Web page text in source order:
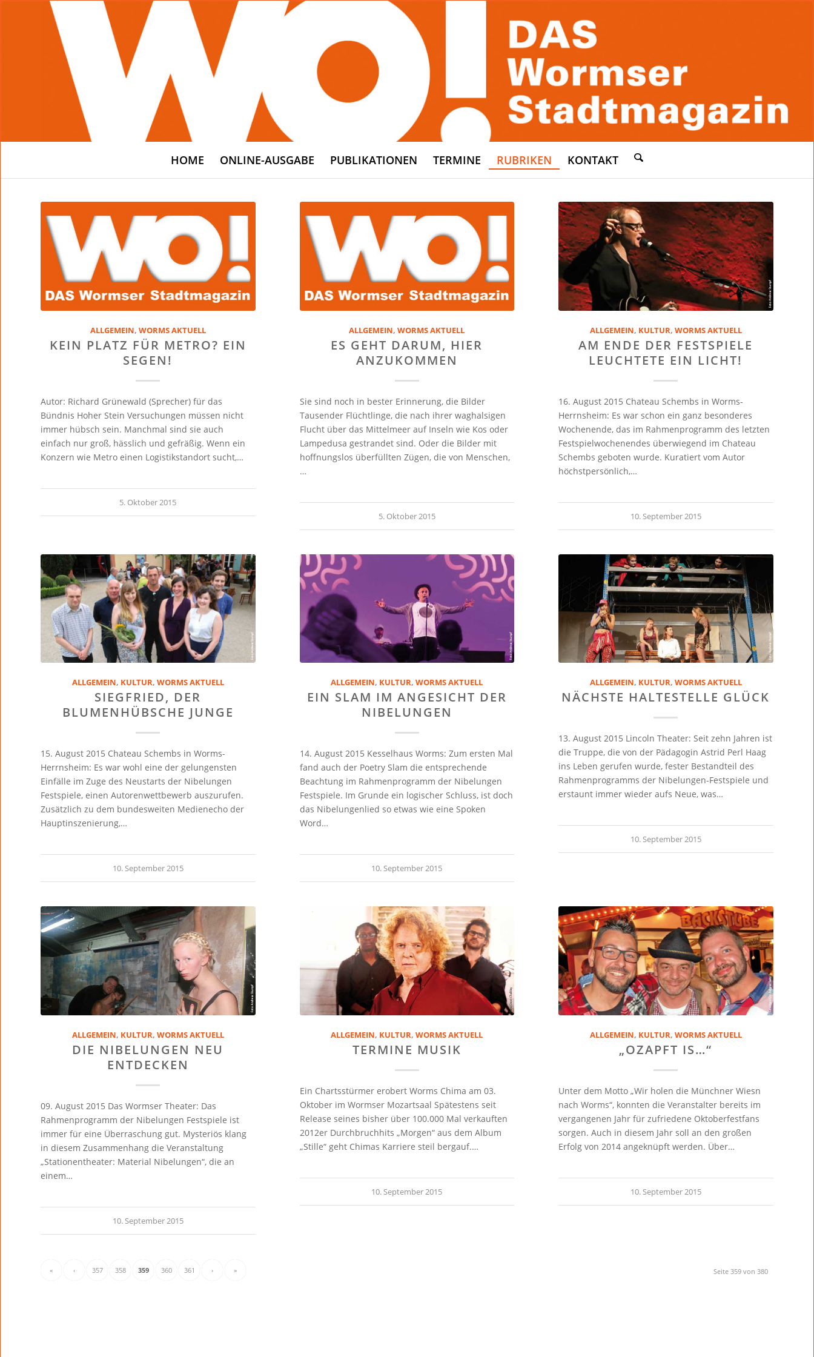
HOME ONLINE-AUSGABE PUBLIKATIONEN TERMINE RUBRIKEN KONTAKT
ALLGEMEIN, WORMS AKTUELL
KEIN PLATZ FÜR METRO? EIN
SEGEN!
Autor: Richard Grünewald (Sprecher) für das
Bündnis Hoher Stein Versuchungen müssen nicht
immer hübsch sein. Manchmal sind sie auch
einfach nur groß, hässlich und gefräßig. Wenn ein
Konzern wie Metro einen Logistikstandort sucht,…
5. Oktober 2015
ALLGEMEIN,WORMS AKTUELL
ES GEHT DARUM, HIER
ANZUKOMMEN
Sie sind noch in bester Erinnerung, die Bilder
Tausender Flüchtlinge, die nach ihrer waghalsigen
Flucht über das Mittelmeer auf Inseln wie Kos oder
Lampedusa gestrandet sind. Oder die Bilder mit
hoffnungslos überfüllten Zügen, die von Menschen,
…
5. Oktober 2015
ALLGEMEIN, KULTUR, WORMS AKTUELL
AM ENDE DER FESTSPIELE
LEUCHTETE EIN LICHT!
16. August 2015 Chateau Schembs in Worms-
Herrnsheim: Es war schon ein ganz besonderes
Wochenende, das im Rahmenprogramm des letzten
Festspielwochenendes überwiegend im Chateau
Schembs geboten wurde. Kuratiert vom Autor
höchstpersönlich,…
10. September 2015
ALLGEMEIN, KULTUR, WORMS AKTUELL
SIEGFRIED, DER
BLUMENHÜBSCHE JUNGE
15. August 2015 Chateau Schembs in Worms-
Herrnsheim: Es war wohl eine der gelungensten
Einfälle im Zuge des Neustarts der Nibelungen
Festspiele, einen Autorenwettbewerb auszurufen.
Zusätzlich zu dem bundesweiten Medienecho der
Hauptinszenierung,…
10. September 2015
ALLGEMEIN, KULTUR,WORMS AKTUELL
EIN SLAM IM ANGESICHT DER
NIBELUNGEN
14. August 2015 Kesselhaus Worms: Zum ersten Mal
fand auch der Poetry Slam die entsprechende
Beachtung im Rahmenprogramm der Nibelungen
Festspiele. Im Grunde ein logischer Schluss, ist doch
das Nibelungenlied so etwas wie eine Spoken
Word…
10. September 2015
ALLGEMEIN, KULTUR, WORMS AKTUELL
NÄCHSTE HALTESTELLE GLÜCK
13. August 2015 Lincoln Theater: Seit zehn Jahren ist
die Truppe, die von der Pädagogin Astrid Perl Haag
ins Leben gerufen wurde, fester Bestandteil des
Rahmenprogramms der Nibelungen-Festspiele und
erstaunt immer wieder aufs Neue, was…
10. September 2015
ALLGEMEIN, KULTUR, WORMS AKTUELL
DIE NIBELUNGEN NEU
ENTDECKEN
09. August 2015 Das Wormser Theater: Das
Rahmenprogramm der Nibelungen Festspiele ist
immer für eine Überraschung gut. Mysteriös klang
in diesem Zusammenhang die Veranstaltung
„Stationentheater: Material Nibelungen“, die an
einem…
10. September 2015
ALLGEMEIN, KULTUR,WORMS AKTUELL
TERMINE MUSIK
Ein Chartsstürmer erobert Worms Chima am 03.
Oktober im Wormser Mozartsaal Spätestens seit
Release seines bisher über 100.000 Mal verkauften
2012er Durchbruchhits „Morgen“ aus dem Album
„Stille“ geht Chimas Karriere steil bergauf.…
10. September 2015
ALLGEMEIN, KULTUR, WORMS AKTUELL
„OZAPFT IS…“
Unter dem Motto „Wir holen die Münchner Wiesn
nach Worms“, konnten die Veranstalter bereits im
vergangenen Jahr für zufriedene Oktoberfestfans
sorgen. Auch in diesem Jahr soll an den großen
Erfolg von 2014 angeknüpft werden. Über…
10. September 2015
Seite 359 von 380
« ‹ 357 358 359 360 361 › »